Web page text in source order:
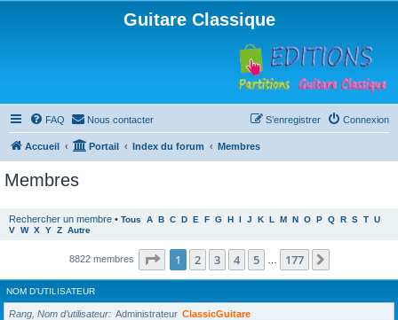
Guitare Classique
FAQ Nous contacter Connexion
S’enregistrer
Accueil Portail Index du forum Membres
Membres
Rechercher un membre • Tous A B C D E F G H I J K L M N O P Q R S T U
V W X Y Z Autre
8822 membres Page 1sur177
1 2 3 4 5 177
NOM D’UTILISATEUR
Rang, Nom d’utilisateur Administrateur ClassicGuitare